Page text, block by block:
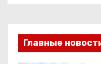
в
и
Главные